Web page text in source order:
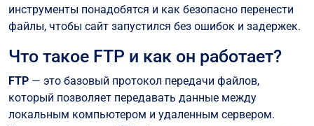
Обновление сайта через FTP без простоя
Безопасность при работе с FTP
Распространенные ошибки и как их устранить
Заключение
инструменты понадобятся и как безопасно перенести
файлы, чтобы сайт запустился без ошибок и задержек.
Что такое FTP и как он работает?
FTP — это базовый протокол передачи файлов,
который позволяет передавать данные между
локальным компьютером и удаленным сервером.